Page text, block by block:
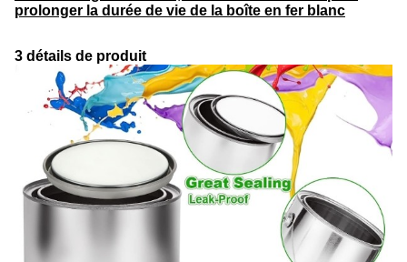
prolonger la durée de vie de la boîte en fer blanc
3 détails de produit